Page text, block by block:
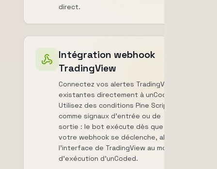
direct.
Intégration webhook
TradingView
Connectez vos alertes TradingView
existantes directement à unCoded.
Utilisez des conditions Pine Script
comme signaux d'entrée ou de
sortie : le bot exécute dès que
votre webhook se déclenche, alliant
l'interface de TradingView au moteur
d'exécution d'unCoded.